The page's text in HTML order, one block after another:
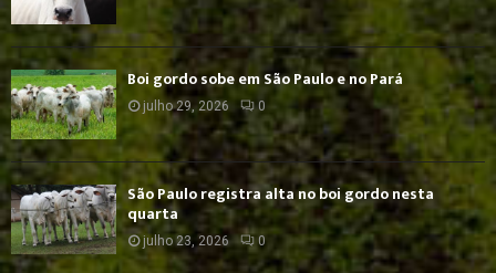
Boi gordo sobe em São Paulo e no Pará
julho 29, 2026 0
São Paulo registra alta no boi gordo nesta
quarta
julho 23, 2026 0